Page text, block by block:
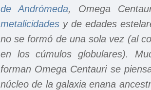
de Andrómeda, Omega
metalicidades y de edades
no se formó de una sola vez (al
en los cúmulos globulares).
forman Omega Centauri se
núcleo de la galaxia enana